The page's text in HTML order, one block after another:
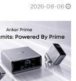
2026-08-06